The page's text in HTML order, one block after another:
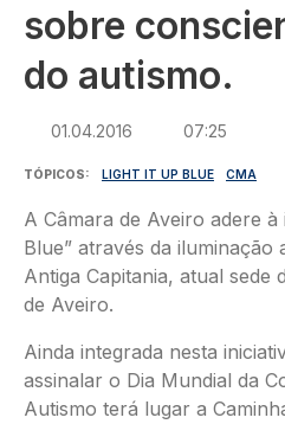
sobre
do autismo.
01.04.2016 07:25
TÓPICOS LIGHT IT UP BLUE CMA
A Câmara de Aveiro adere à
Blue” através da
Antiga Capitania, atual sede
de Aveiro.
Ainda integrada nesta
assinalar o Dia Mundial da
Autismo terá lugar a